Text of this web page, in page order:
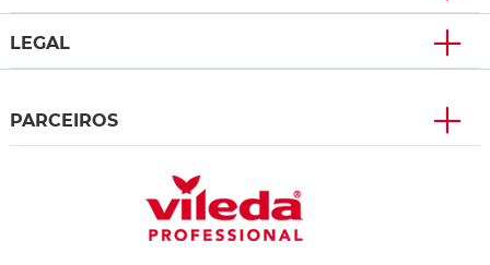
LEGAL
PARCEIROS